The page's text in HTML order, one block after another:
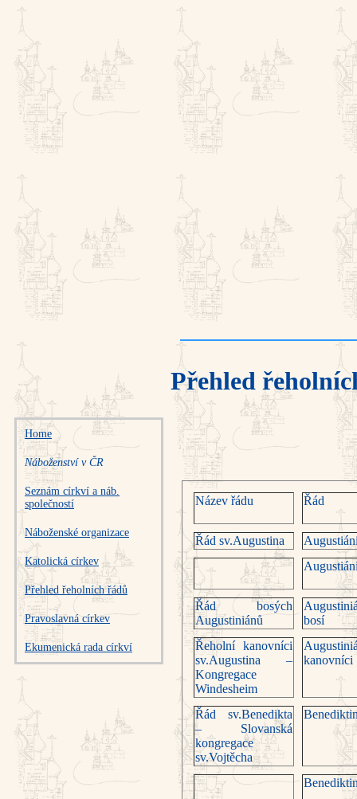
Home
Náboženství v ČR
Seznám církví a náb.
společností
Náboženské organizace
Katolická církev
Přehled řeholních řádů
Pravoslavná církev
Ekumenická rada církví
Přehled
Název řádu Řád
Řád sv.Augustina
Řád bosých
Augustiniánů
bosí
Řeholní kanovníci
sv.Augustina –
Kongregace
Windesheim
kanovníci
Řád sv.Benedikta
– Slovanská
kongregace
sv.Vojtěcha